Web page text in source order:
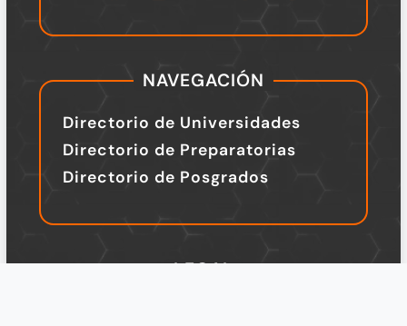
NAVEGACIÓN
Directorio de Universidades
Directorio de Preparatorias
Directorio de Posgrados
LEGAL